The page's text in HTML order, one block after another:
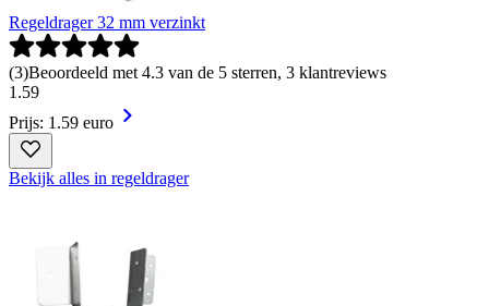
Regeldrager 32 mm verzinkt
(3)Beoordeeld met 4.3 van de 5 sterren, 3 klantreviews
1 .59
Prijs: 1.59 euro
Bekijk alles in regeldrager